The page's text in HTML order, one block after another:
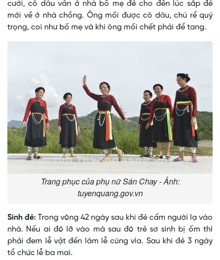
cưới, cô dâu vẫn ở nhà bố mẹ đẻ cho đến lúc sắp đẻ
mới về ở nhà chồng. Ông mối được cô dâu, chú rể quý
trọng, coi như bố mẹ và khi ông mối chết phải để tang.
Trang phục của phụ nữ Sán Chay - Ảnh:
tuyenquang.gov.vn
Sinh đẻ: Trong vòng 42 ngày sau khi đẻ cấm người lạ vào
nhà. Nếu ai đó lỡ vào mà sau đó trẻ sơ sinh bị ốm thì
phải đem lễ vật đến làm lễ cúng vía. Sau khi đẻ 3 ngày
tổ chức lễ ba mai.